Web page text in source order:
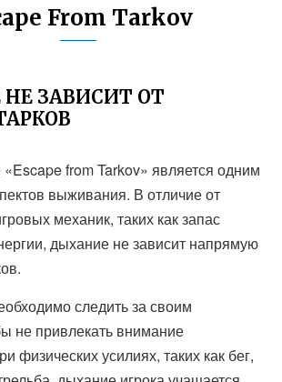
From Tarkov
ЗАВИСИТ ОТ
from Tarkov» является одним
выживания. В отличие от
механик, таких как запас
дыхание не зависит напрямую
следить за своим
не привлекать внимание
физических усилиях, таких как бег,